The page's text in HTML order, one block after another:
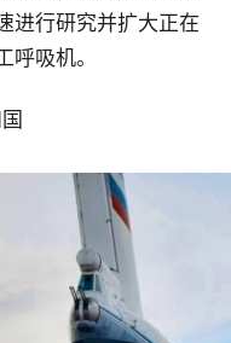
进行研究并扩大正在
吸机。